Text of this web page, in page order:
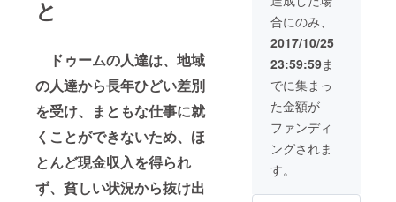
と
ドゥームの人達は、地域
の人達から長年ひどい差別
を受け、まともな仕事に就
くことができないため、ほ
とんど現金収入を得られ
ず、貧しい状況から抜け出
でもら
いま
す。 例
えば、
車両を
「アキ
ラ」と
命名し
た場
合、
ドゥー
「今
合にのみ、
2017/10/25
23:59:59ま
でに集まっ
た金額が
ファンディ
ングされま
す。